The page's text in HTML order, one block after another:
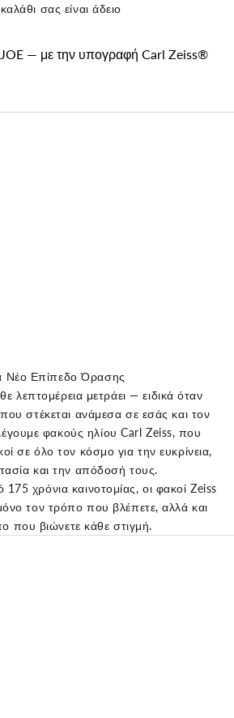
σας είναι άδειο
JOE — με την υπογραφή Carl Zeiss®
Νέο Επίπεδο Όρασης
λεπτομέρεια μετράει — ειδικά όταν
στέκεται ανάμεσα σε εσάς και τον
φακούς ηλίου Carl Zeiss, που
σε όλο τον κόσμο για την ευκρίνεια,
και την απόδοσή τους.
χρόνια καινοτομίας, οι φακοί Zeiss
τον τρόπο που βλέπετε, αλλά και
που βιώνετε κάθε στιγμή.